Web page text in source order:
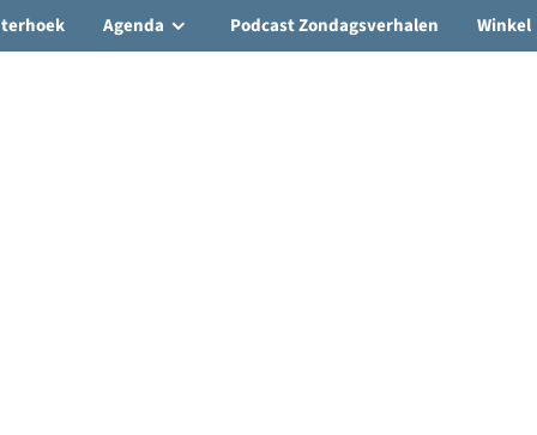
Agenda Podcast Zondagsverhalen Winkel